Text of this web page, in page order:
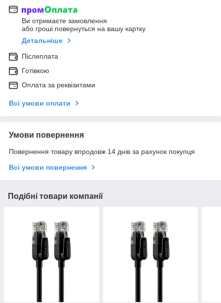
Ви отримаєте замовлення
або гроші повернуться на вашу картку
Детальніше
Післяплата
Готівкою
Оплата за реквізитами
Всі умови оплати
Умови повернення
Повернення товару впродовж 14 днів за рахунок покупця
Всі умови повернення
Подібні товари компанії